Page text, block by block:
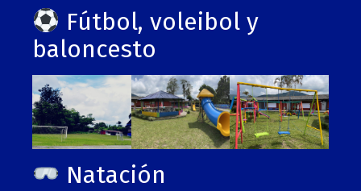
Fútbol, voleibol y
baloncesto
Natación